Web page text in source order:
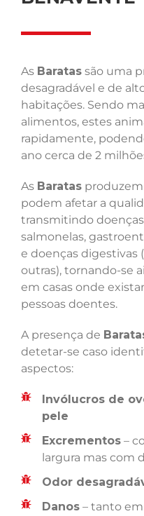
As Baratas são uma
desagradável e de
habitações. Sendo
alimentos, estes
rapidamente,
ano cerca de 2
As Baratas
podem afetar a
transmitindo
salmonelas,
e doenças digestivas
outras), tornando-se
em casas onde
pessoas doentes.
A presença de
detetar-se caso
aspectos:
Invólucros de
pele
Excrementos –
largura mas com
Odor
Danos – tanto